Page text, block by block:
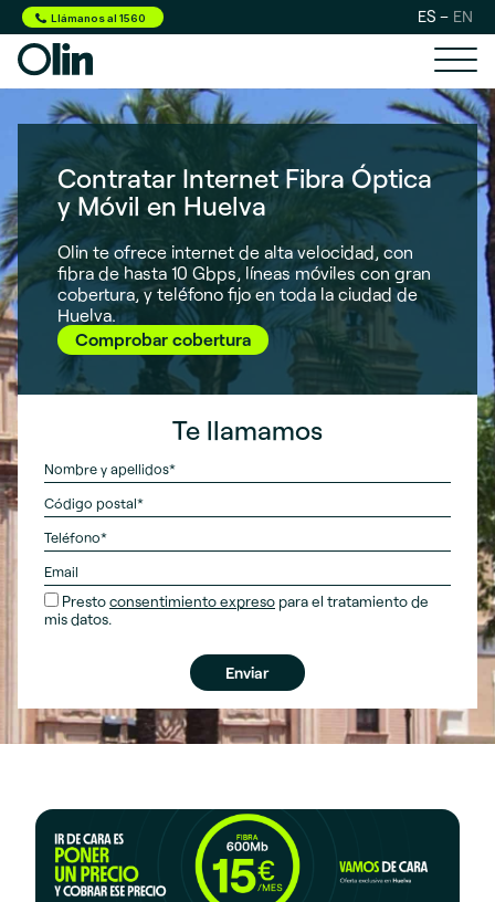
Llámanos al 1560 ES EN
Contratar Internet Fibra Óptica
y Móvil en Huelva
Olin te ofrece internet de alta velocidad, con
fibra de hasta 10 Gbps, líneas móviles con gran
cobertura, y teléfono fijo en toda la ciudad de
Huelva.
Comprobar cobertura
Te llamamos
Prestoconsentimiento expreso para el tratamiento de
mis datos.